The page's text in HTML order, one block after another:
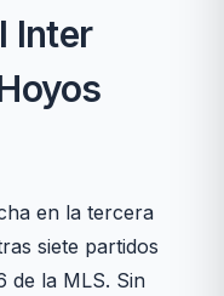
Inter
en la tercera
siete partidos
de la MLS. Sin